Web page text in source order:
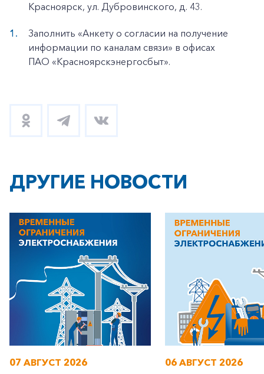
Красноярск, ул. Дубровинского, д. 43.
Заполнить «Анкету о согласии на получение
информации по каналам связи» в офисах
ПАО «Красноярскэнергосбыт».
ДРУГИЕ НОВОСТИ
07 АВГУСТ 2026 06 АВГУСТ 2026